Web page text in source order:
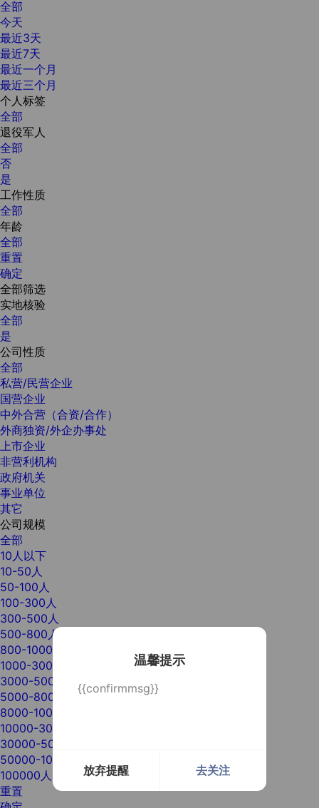
温馨提示
{{confirmmsg}}
放弃提醒 去关注
全部
今天
最近3天
最近7天
最近一个月
最近三个月
个人标签
全部
退役军人
全部
否
是
工作性质
全部
年龄
全部
重置
确定
全部筛选
实地核验
全部
是
公司性质
全部
私营/民营企业
国营企业
中外合营（合资/合作）
外商独资/外企办事处
上市企业
非营利机构
政府机关
事业单位
其它
公司规模
全部
10人以下
10-50人
50-100人
100-300人
300-500人
500-800人
800-1000人
1000-3000人
3000-5000人
5000-8000人
8000-10000人
10000-30000人
30000-50000人
50000-100000人
100000人以上
重置